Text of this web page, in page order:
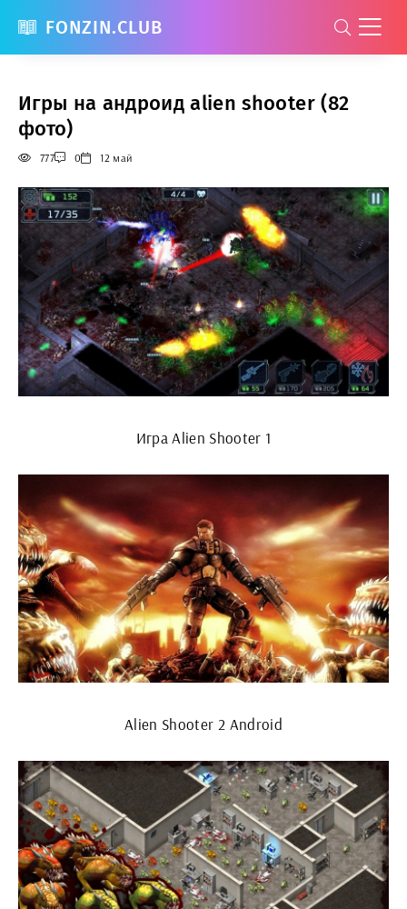
FONZIN.CLUB
Игры на андроид alien shooter (82
фото)
777 0 12 май
Игра Alien Shooter 1
Alien Shooter 2 Android